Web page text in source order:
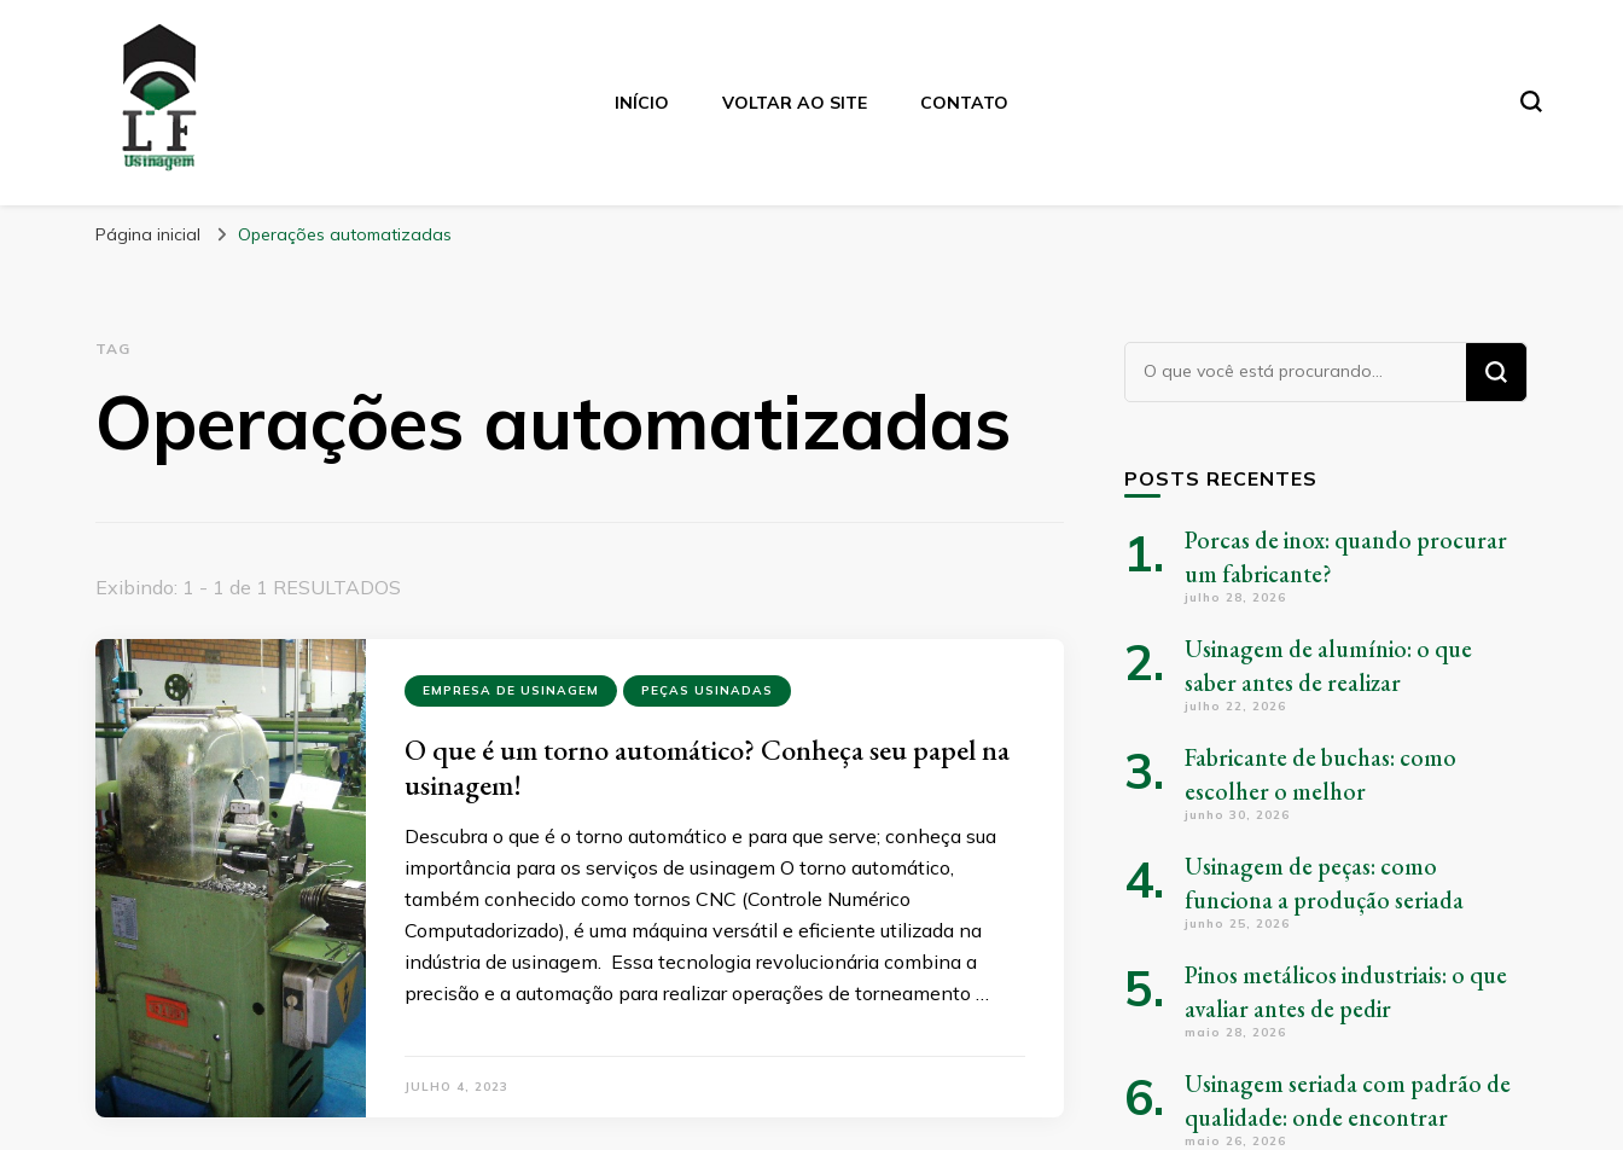
LF Usinagem
INÍCIO VOLTAR AO SITE CONTATO
Página inicial Operações automatizadas
TAG
Operações automatizadas
Exibindo: 1 - 1 de 1 RESULTADOS
EMPRESA DE USINAGEM PEÇAS USINADAS
O que é um torno automático? Conheça seu papel na
usinagem!
Descubra o que é o torno automático e para que serve; conheça sua
importância para os serviços de usinagem O torno automático,
também conhecido como tornos CNC (Controle Numérico
Computadorizado), é uma máquina versátil e eficiente utilizada na
indústria de usinagem. Essa tecnologia revolucionária combina a
precisão e a automação para realizar operações de torneamento …
JULHO 4, 2023
Procurando
algo?
POSTS RECENTES
Porcas de inox: quando procurar
um fabricante?
julho 28, 2026
Usinagem de alumínio: o que
saber antes de realizar
julho 22, 2026
Fabricante de buchas: como
escolher o melhor
junho 30, 2026
Usinagem de peças: como
funciona a produção seriada
junho 25, 2026
Pinos metálicos industriais: o que
avaliar antes de pedir
maio 28, 2026
Usinagem seriada com padrão de
qualidade: onde encontrar
maio 26, 2026